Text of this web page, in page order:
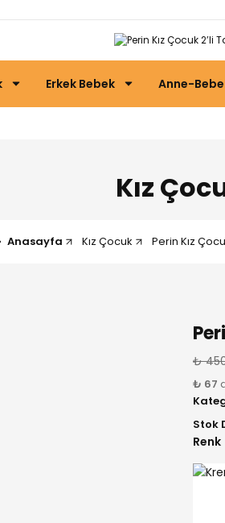
Erkek Bebek Anne-
Kız
Anasayfa Kız Çocuk Perin Kız
₺
₺ 67
Stok
Renk